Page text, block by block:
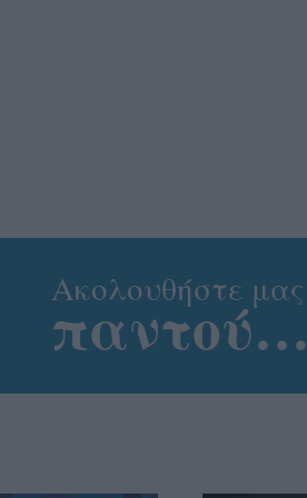
Aκολουθήστε μας
παντού…